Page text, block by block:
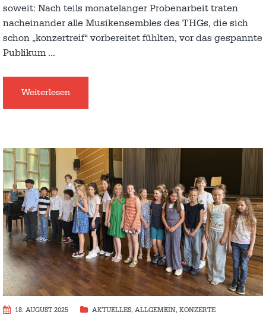
soweit: Nach teils monatelanger Probenarbeit traten
nacheinander alle Musikensembles des THGs, die sich
schon „konzertreif“ vorbereitet fühlten, vor das gespannte
Publikum …
Weiterlesen
18. AUGUST 2025 AKTUELLES, ALLGEMEIN, KONZERTE